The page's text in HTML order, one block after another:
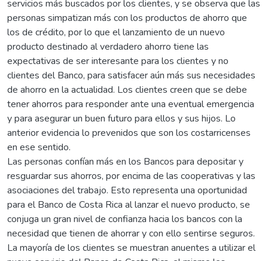
servicios más buscados por los clientes, y se observa que las
personas simpatizan más con los productos de ahorro que
los de crédito, por lo que el lanzamiento de un nuevo
producto destinado al verdadero ahorro tiene las
expectativas de ser interesante para los clientes y no
clientes del Banco, para satisfacer aún más sus necesidades
de ahorro en la actualidad. Los clientes creen que se debe
tener ahorros para responder ante una eventual emergencia
y para asegurar un buen futuro para ellos y sus hijos. Lo
anterior evidencia lo prevenidos que son los costarricenses
en ese sentido.
Las personas confían más en los Bancos para depositar y
resguardar sus ahorros, por encima de las cooperativas y las
asociaciones del trabajo. Esto representa una oportunidad
para el Banco de Costa Rica al lanzar el nuevo producto, se
conjuga un gran nivel de confianza hacia los bancos con la
necesidad que tienen de ahorrar y con ello sentirse seguros.
La mayoría de los clientes se muestran anuentes a utilizar el